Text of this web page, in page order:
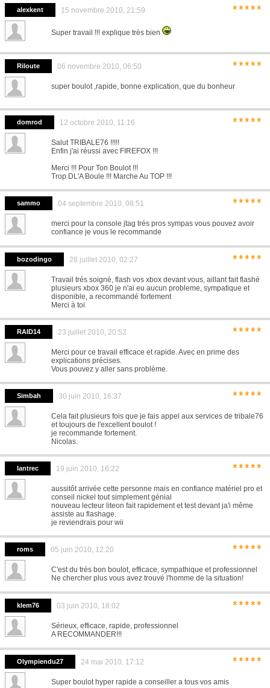
alexkent 15 novembre 2010, 21:59 *****
Super travail !!! explique très bien
Riloute 06 novembre 2010, 06:50 *****
super boulot ,rapide, bonne explication, que du bonheur
domrod 12 octobre 2010, 11:16 *****
Salut TRIBALE76 !!!!!
Enfin j'ai réussi avec FIREFOX !!!
Merci !!! Pour Ton Boulot !!!
Trop DL'A Boule !!! Marche Au TOP !!!
sammo 04 septembre 2010, 08:51 *****
merci pour la console jtag trés pros sympas vous pouvez avoir
confiance je vous le recommande
bozodingo 28 juillet 2010, 02:27 *****
Travail trés soigné, flash vos xbox devant vous, aillant fait flashé
plusieurs xbox 360 je n'ai eu aucun probleme, sympatique et
disponible, a recommandé fortement
Merci à toi
RAID14 23 juillet 2010, 20:52 *****
Merci pour ce travail efficace et rapide. Avec en prime des
explications précises.
Vous pouvez y aller sans problème.
Simbah 30 juin 2010, 16:37 *****
Cela fait plusieurs fois que je fais appel aux services de tribale76
et toujours de l'excellent boulot !
je recommande fortement.
Nicolas.
lantrec 19 juin 2010, 16:22 *****
aussitôt arrivée cette personne mais en confiance matériel pro et
conseil nickel tout simplement génial
nouveau lecteur liteon fait rapidement et test devant ja'i même
assiste au flashage.
je reviendrais pour wii
roms 05 juin 2010, 12:20 *****
C'est du très bon boulot, efficace, sympathique et professionnel
Ne chercher plus vous avez trouvé l'homme de la situation!
klem76 03 juin 2010, 18:02 *****
Sérieux, efficace, rapide, professionnel
A RECOMMANDER!!!
Olympiendu27 24 mai 2010, 17:12 *****
Super boulot hyper rapide a conseiller a tous vos amis